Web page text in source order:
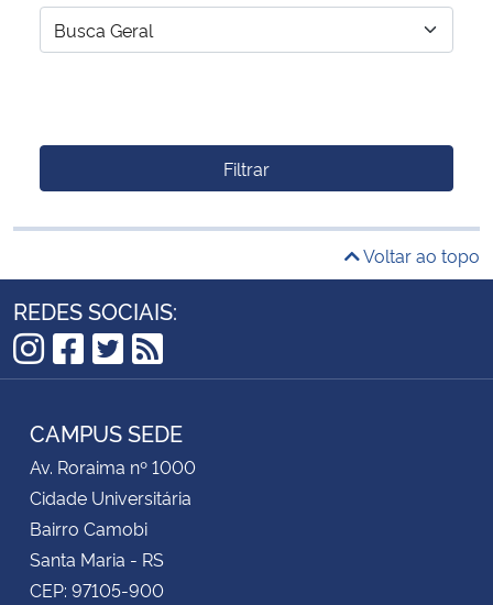
Filtrar
Voltar ao topo
REDES SOCIAIS:
Instagram
Facebook
Twitter
RSS
CAMPUS SEDE
Av. Roraima nº 1000
Cidade Universitária
Bairro Camobi
Santa Maria - RS
CEP: 97105-900